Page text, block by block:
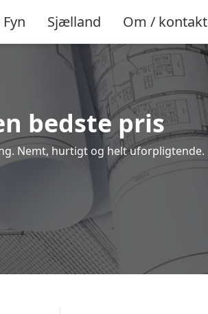
Fyn Sjælland Om / kontakt
bedste pris
Nemt, hurtigt og helt uforpligtende.